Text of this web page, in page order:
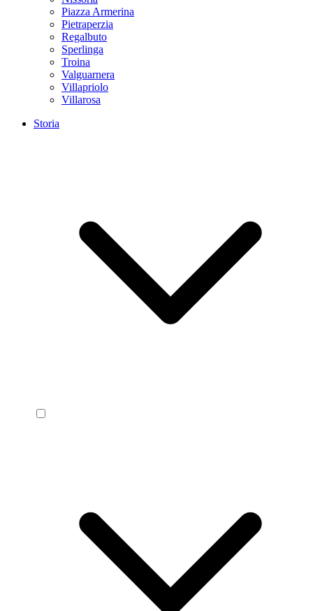
Piazza Armerina
Pietraperzia
Regalbuto
Sperlinga
Troina
Valguarnera
Villapriolo
Villarosa
Storia